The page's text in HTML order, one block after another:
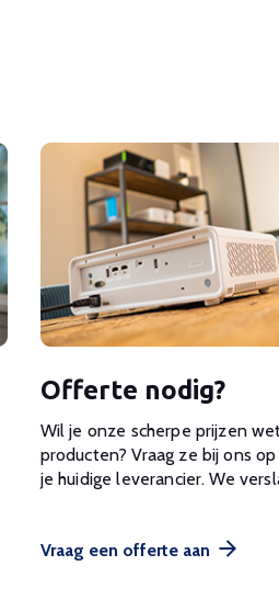
Offerte nodig?
Wil je onze scherpe prijzen
producten? Vraag ze bij ons
je huidige leverancier. We
Vraag een offerte aan